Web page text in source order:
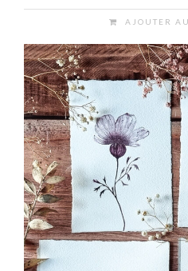
AJOUTER